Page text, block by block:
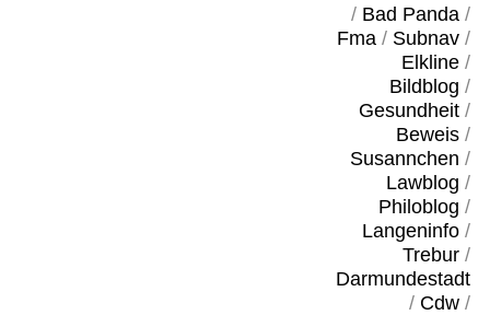
/ Bad Panda/
Fma/ Subnav/
Elkline/
Bildblog /
Gesundheit/
Beweis/
Susannchen /
Lawblog /
Philoblog /
Langeninfo/
Trebur/
Darmundestadt
/ Cdw/